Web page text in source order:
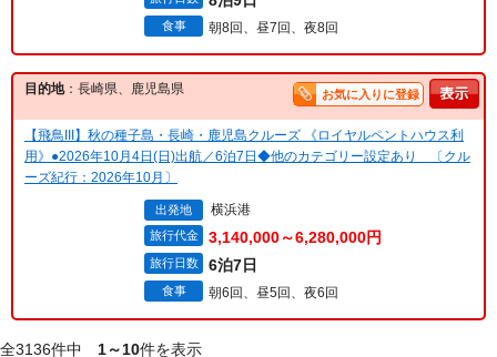
食事 朝8回、昼7回、夜8回
目的地：長崎県、鹿児島県 お気に入りに登録
【飛鳥III】秋の種子島・長崎・鹿児島クルーズ 《ロイヤルペントハウス利
用》●2026年10月4日(日)出航／6泊7日◆他のカテゴリー設定あり 〔クル
ーズ紀行：2026年10月〕
出発地 横浜港
旅行代金 3,140,000～6,280,000円
旅行日数 6泊7日
食事 朝6回、昼5回、夜6回
全3136件中 1～10件を表示